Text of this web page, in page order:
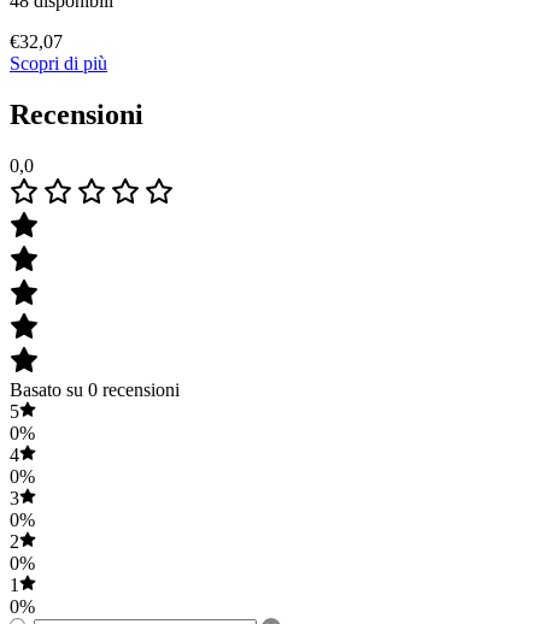
€32,07
Scopri di più
Recensioni
0,0
Basato su 0 recensioni
5
0%
4
0%
3
0%
2
0%
1
0%